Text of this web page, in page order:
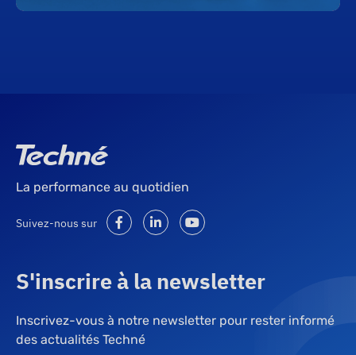
La performance au quotidien
Suivez-nous sur
S'inscrire à la newsletter
Inscrivez-vous à notre newsletter pour rester informé
des actualités Techné